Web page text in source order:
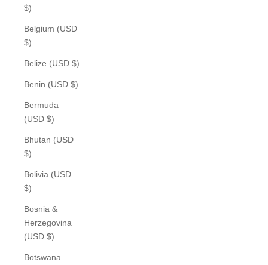
$)
Belgium (USD
$)
Belize (USD $)
Benin (USD $)
Bermuda
(USD $)
Bhutan (USD
$)
Bolivia (USD
$)
Bosnia &
Herzegovina
(USD $)
Botswana